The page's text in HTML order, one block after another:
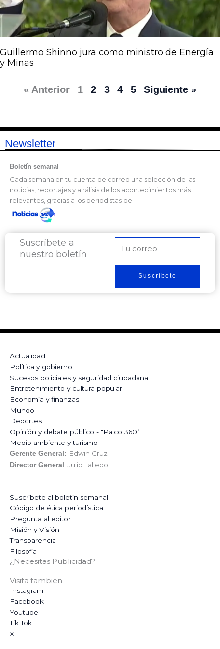
Guillermo Shinno jura como ministro de Energía
y Minas
« Anterior 1 2 3 4 5 Siguiente »
Newsletter
Boletín semanal
Cada semana en tu cuenta de correo una selección de las
noticias, reportajes y análisis de los acontecimientos más
relevantes, gracias a los periodistas de
Suscríbete a
nuestro boletín
electrónico
Suscríbete
Actualidad
Política y gobierno
Sucesos policiales y seguridad ciudadana
Entretenimiento y cultura popular
Economía y finanzas
Mundo
Deportes
Opinión y debate público - "Palco 360”
Medio ambiente y turismo
Gerente General: Edwin Cruz
Director General: Julio Talledo
Suscríbete al boletín semanal
Código de ética periodística
Pregunta al editor
Misión y Visión
Transparencia
Filosofía
¿Necesitas Publicidad?
Visita también
Instagram
Facebook
Youtube
Tik Tok
X